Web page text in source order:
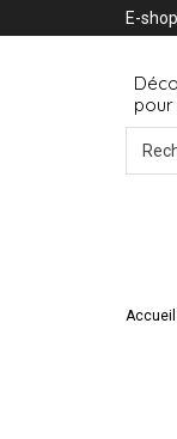
E-shop
Accueil